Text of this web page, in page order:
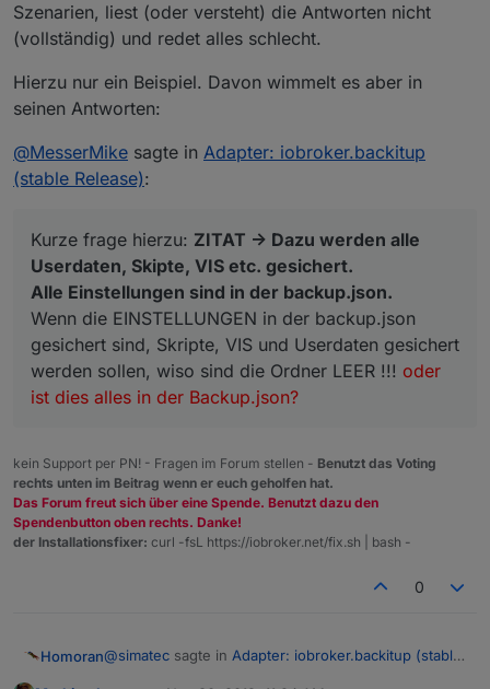
Szenarien, liest (oder versteht) die Antworten nicht
(vollständig) und redet alles schlecht.
Hierzu nur ein Beispiel. Davon wimmelt es aber in
seinen Antworten:
@MesserMike sagte in Adapter: iobroker.backitup
(stable Release):
Kurze frage hierzu: ZITAT -> Dazu werden alle
Userdaten, Skipte, VIS etc. gesichert.
Alle Einstellungen sind in der backup.json.
Wenn die EINSTELLUNGEN in der backup.json
gesichert sind, Skripte, VIS und Userdaten gesichert
werden sollen, wiso sind die Ordner LEER !!! oder
ist dies alles in der Backup.json?
kein Support per PN! - Fragen im Forum stellen - Benutzt das Voting
rechts unten im Beitrag wenn er euch geholfen hat.
Das Forum freut sich über eine Spende. Benutzt dazu den
Spendenbutton oben rechts. Danke!
der Installationsfixer: curl -fsL https://iobroker.net/fix.sh | bash -
0
Homoran@simatec sagte in Adapter: iobroker.backitup (stable